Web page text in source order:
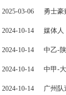
2025-03-06 勇士豪
2024-10-14 媒体人
2024-10-14 中乙-
2024-10-14 中甲-
2024-10-14 广州队